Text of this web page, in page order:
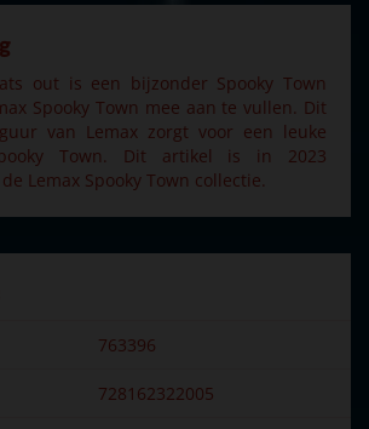
out is een bijzonder Spooky Town
Spooky Town mee aan te vullen. Dit
van Lemax zorgt voor een leuke
Town. Dit artikel is in 2023
Lemax Spooky Town collectie.
763396
728162322005